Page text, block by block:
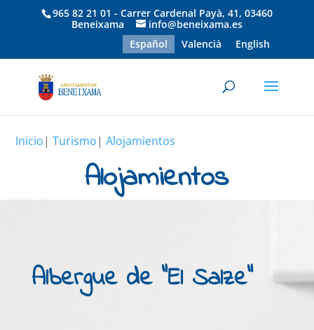
965 82 21 01 - Carrer Cardenal Payà, 41, 03460
Beneixama
info@beneixama.es
Español
Valencià English
Inicio|Turismo|Alojamientos
Alojamientos
Albergue de “El Salze”